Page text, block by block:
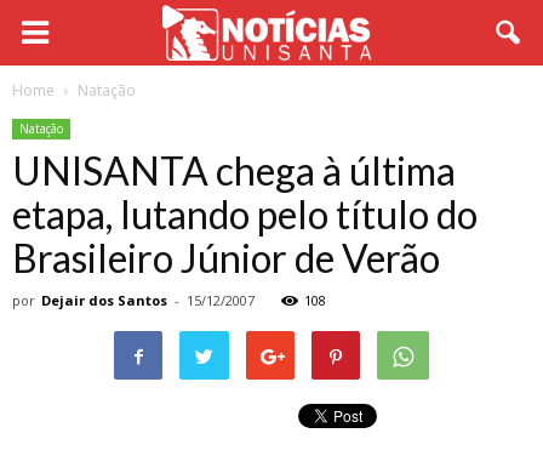
Home Natação
Natação
UNISANTA chega à última
etapa, lutando pelo título do
Brasileiro Júnior de Verão
por Dejair dos Santos - 15/12/2007 108